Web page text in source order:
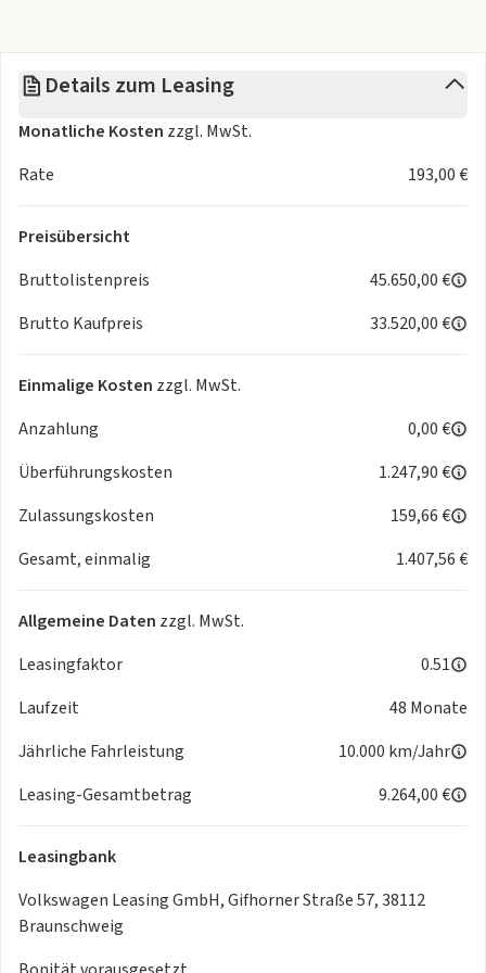
- Dynamic Light Assist
- Rückfahrkamera Rear View
- Frontkamera
- Auto Hold Funktion
- Spurwechselassistent
- Aufmerksamkeitsassistent
- Ausparkassistent
- Matrix LED Scheinwerfer
- Abbiegelicht
- LED-Tagfahrlicht
- Automatisch abblendender Innenspiegel
- Dynamische Leuchtweitenregulierung
- Ambientebeleuchtung mehrfarbig
Audio & Kommunikation
- Radio
- Digitaler Radioempfang DAB
- Handyvorbereitung Bluetooth
- Kabelloses Laden für Handys
Komfort
- Digitales Kombiinstrument
- Climatronic 3-Zonen
Details zum Leasing
Monatliche Kosten zzgl. MwSt.
Rate
193,00 €
Preisübersicht
Bruttolistenpreis
45.650,00 €
Brutto Kaufpreis
33.520,00 €
Einmalige Kosten zzgl. MwSt.
Anzahlung
0,00 €
Überführungskosten
1.247,90 €
Zulassungskosten
159,66 €
Gesamt, einmalig
1.407,56 €
Allgemeine Daten zzgl. MwSt.
Leasingfaktor
0.51
Laufzeit
48 Monate
Jährliche Fahrleistung
10.000 km/Jahr
Leasing-Gesamtbetrag
9.264,00 €
Leasingbank
Volkswagen Leasing GmbH, Gifhorner Straße 57, 38112
Braunschweig